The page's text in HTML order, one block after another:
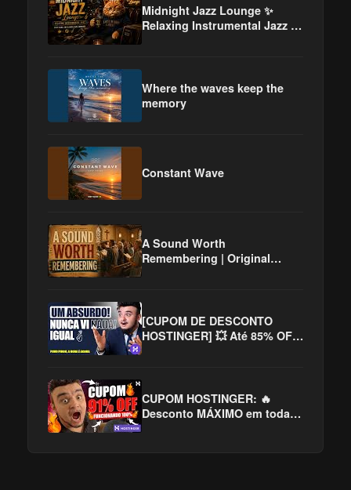
Midnight Jazz Lounge ✨
Relaxing Instrumental Jazz |
Where the waves keep the
memory
Constant Wave
A Sound Worth
Remembering | Original
[CUPOM DE DESCONTO
HOSTINGER] 💥 Até 85% OFF
CUPOM HOSTINGER: 🔥
Desconto MÁXIMO em toda